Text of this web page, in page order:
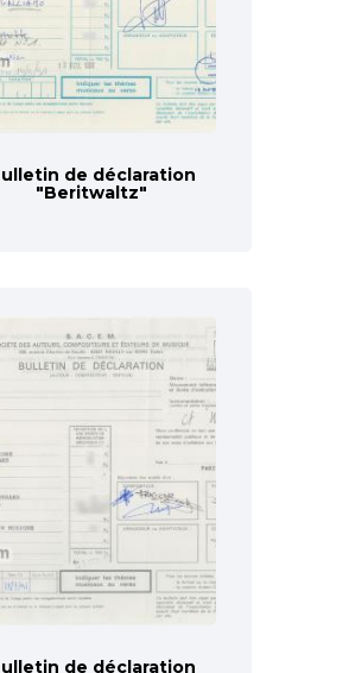
de déclaration
"Beritwaltz"
de déclaration